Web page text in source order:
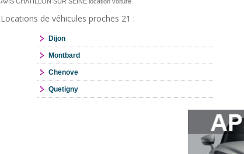
Locations de véhicules proches 21 :
Dijon
Montbard
Chenove
Quetigny